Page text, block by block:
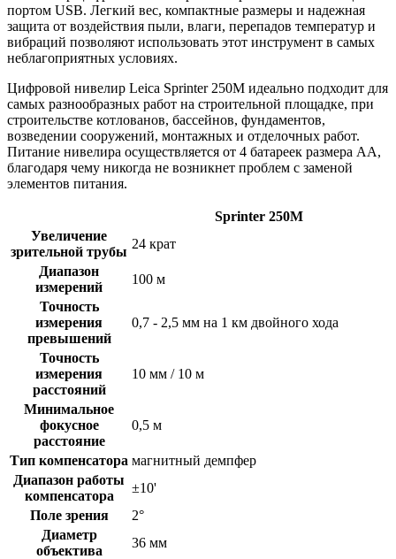
портом USB. Легкий вес, компактные размеры и надежная
защита от воздействия пыли, влаги, перепадов температур и
вибраций позволяют использовать этот инструмент в самых
неблагоприятных условиях.
Цифровой нивелир Leica Sprinter 250M идеально подходит для
самых разнообразных работ на строительной площадке, при
строительстве котлованов, бассейнов, фундаментов,
возведении сооружений, монтажных и отделочных работ.
Питание нивелира осуществляется от 4 батареек размера АА,
благодаря чему никогда не возникнет проблем с заменой
элементов питания.
Sprinter 250M
Увеличение
зрительной трубы
24 крат
Диапазон
измерений
100 м
Точность
измерения
превышений
0,7 - 2,5 мм на 1 км двойного хода
Точность
измерения
расстояний
10 мм / 10 м
Минимальное
фокусное
расстояние
0,5 м
Тип компенсатора магнитный демпфер
Диапазон работы
компенсатора
±10'
Поле зрения
2°
Диаметр
объектива
36 мм